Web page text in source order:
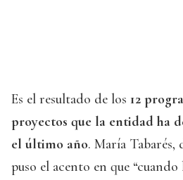
Es el resultado de los 12
proyectos que la entidad ha
el último año. María
puso el acento en que